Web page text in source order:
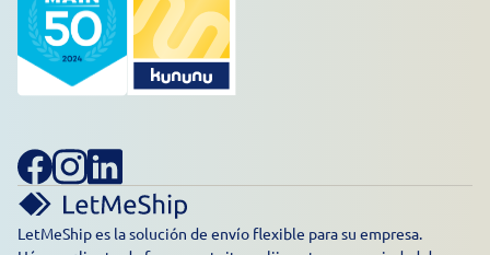
LetMeShip es la solución de envío flexible para su empresa.